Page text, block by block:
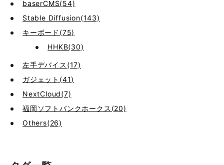
baserCMS(54)
Stable Diffusion(143)
キーボード(75)
HHKB(30)
左手デバイス(17)
ガジェット(41)
NextCloud(7)
福岡ソフトバンクホークス(20)
Others(26)